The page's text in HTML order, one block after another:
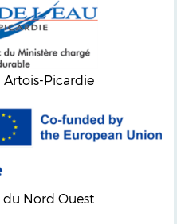
Artois-Picardie
Nord Ouest